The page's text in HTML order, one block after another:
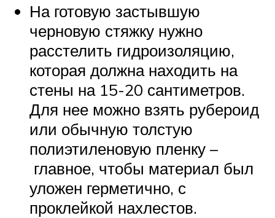
На готовую застывшую
черновую стяжку нужно
расстелить гидроизоляцию,
которая должна находить на
стены на 15-20 сантиметров.
Для нее можно взять рубероид
или обычную толстую
полиэтиленовую пленку –
главное, чтобы материал был
уложен герметично, с
проклейкой нахлестов.